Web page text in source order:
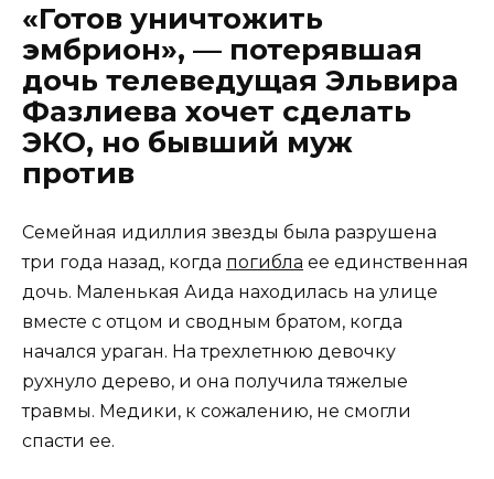
«Готов уничтожить
эмбрион», — потерявшая
дочь телеведущая Эльвира
Фазлиева хочет сделать
ЭКО, но бывший муж
против
Семейная идиллия звезды была разрушена
три года назад, когда погибла ее единственная
дочь. Маленькая Аида находилась на улице
вместе с отцом и сводным братом, когда
начался ураган. На трехлетнюю девочку
рухнуло дерево, и она получила тяжелые
травмы. Медики, к сожалению, не смогли
спасти ее.